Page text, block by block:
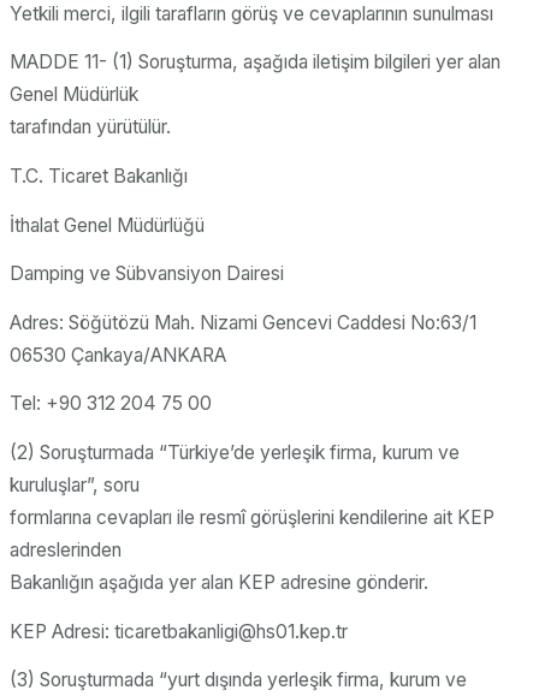
Yetkili merci, ilgili tarafların görüş ve cevaplarının sunulması
MADDE 11- (1) Soruşturma, aşağıda iletişim bilgileri yer alan
Genel Müdürlük
tarafından yürütülür.
T.C. Ticaret Bakanlığı
İthalat Genel Müdürlüğü
Damping ve Sübvansiyon Dairesi
Adres: Söğütözü Mah. Nizami Gencevi Caddesi No:63/1
06530 Çankaya/ANKARA
Tel: +90 312 204 75 00
(2) Soruşturmada “Türkiye’de yerleşik firma, kurum ve
kuruluşlar”, soru
formlarına cevapları ile resmî görüşlerini kendilerine ait KEP
adreslerinden
Bakanlığın aşağıda yer alan KEP adresine gönderir.
KEP Adresi: ticaretbakanligi@hs01.kep.tr
(3) Soruşturmada “yurt dışında yerleşik firma, kurum ve